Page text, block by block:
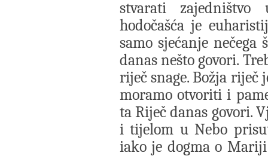
stvarati
hodočašća je
samo sjećanje
danas nešto govori.
riječ snage. Božja riječ
moramo otvoriti i
ta Riječ danas govori.
i tijelom u Nebo
iako je dogma o Mariji